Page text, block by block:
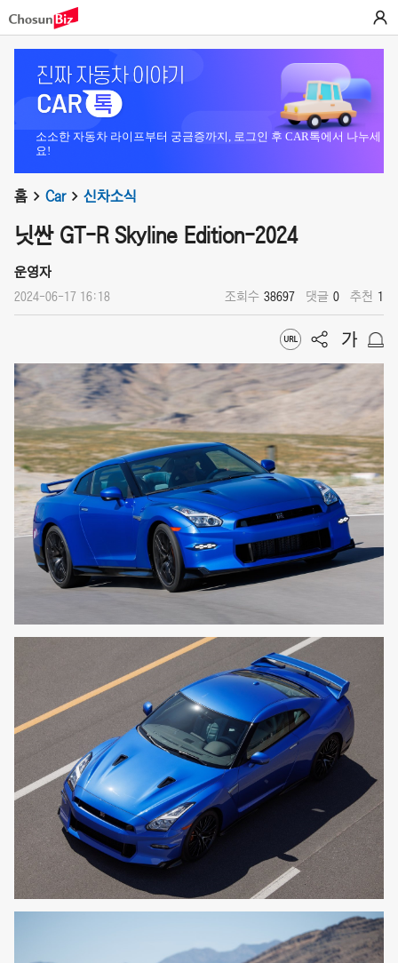
소소한 자동차 라이프부터 궁금증까지, 로그인 후 CAR톡에서 나누세
요!
홈 Car 신차소식
닛싼 GT-R Skyline Edition-2024
운영자
2024-06-17 16:18 조회수 38697 댓글 0 추천 1